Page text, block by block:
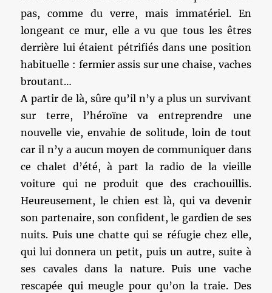
pas, comme du verre, mais immatériel. En
longeant ce mur, elle a vu que tous les êtres
derrière lui étaient pétrifiés dans une position
habituelle : fermier assis sur une chaise, vaches
broutant…
A partir de là, sûre qu’il n’y a plus un survivant
sur terre, l’héroïne va entreprendre une
nouvelle vie, envahie de solitude, loin de tout
car il n’y a aucun moyen de communiquer dans
ce chalet d’été, à part la radio de la vieille
voiture qui ne produit que des crachouillis.
Heureusement, le chien est là, qui va devenir
son partenaire, son confident, le gardien de ses
nuits. Puis une chatte qui se réfugie chez elle,
qui lui donnera un petit, puis un autre, suite à
ses cavales dans la nature. Puis une vache
rescapée qui meugle pour qu’on la traie. Des